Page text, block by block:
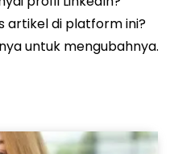
artikel di platform ini?
untuk mengubahnya.